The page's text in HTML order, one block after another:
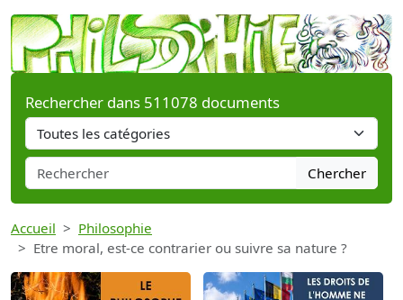
Rechercher dans 511078 documents
Chercher
Accueil
Philosophie
Etre moral, est-ce contrarier ou suivre sa nature ?